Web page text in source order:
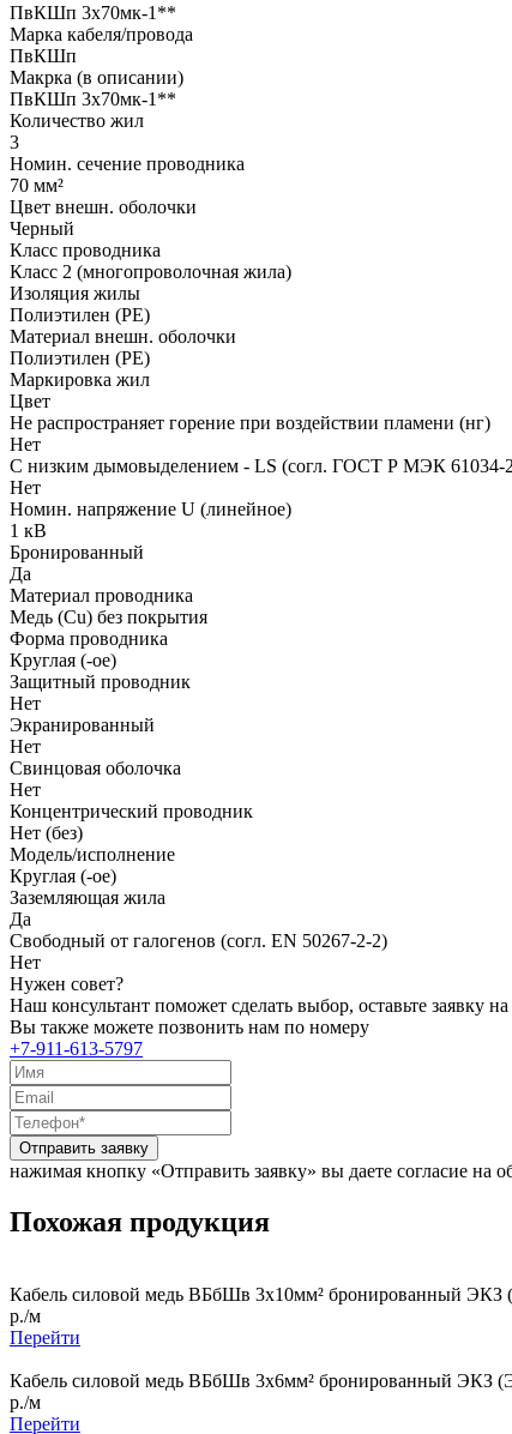
ПвКШп 3x70мк-1**
Марка кабеля/провода
ПвКШп
Макрка (в описании)
ПвКШп 3x70мк-1**
Количество жил
3
Номин. сечение проводника
70 мм²
Цвет внешн. оболочки
Черный
Класс проводника
Класс 2 (многопроволочная жила)
Изоляция жилы
Полиэтилен (PE)
Материал внешн. оболочки
Полиэтилен (PE)
Маркировка жил
Цвет
Не распространяет горение при воздействии пламени (нг)
Нет
С низким дымовыделением - LS (согл. ГОСТ Р МЭК 61034-
Нет
Номин. напряжение U (линейное)
1 кВ
Бронированный
Да
Материал проводника
Медь (Cu) без покрытия
Форма проводника
Круглая (-ое)
Защитный проводник
Нет
Экранированный
Нет
Свинцовая оболочка
Нет
Концентрический проводник
Нет (без)
Модель/исполнение
Круглая (-ое)
Заземляющая жила
Да
Свободный от галогенов (согл. EN 50267-2-2)
Нет
Нужен совет?
Наш консультант поможет сделать выбор, оставьте заявку
Вы также можете позвонить нам по номеру
+7-911-613-5797
Отправить заявку
нажимая кнопку «Отправить заявку» вы даете согласие на
Похожая продукция
Кабель силовой медь ВБбШв 3x10мм² бронированный ЭКЗ
р./м
Перейти
Кабель силовой медь ВБбШв 3x6мм² бронированный ЭКЗ
р./м
Перейти